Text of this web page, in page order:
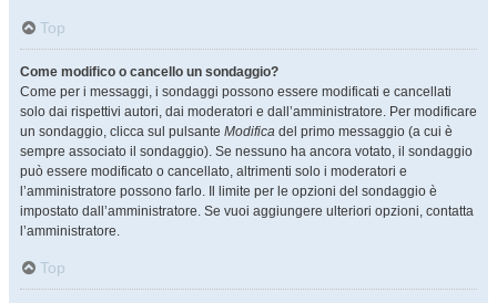
Top
Come modifico o cancello un sondaggio?
Come per i messaggi, i sondaggi possono essere modificati e cancellati
solo dai rispettivi autori, dai moderatori e dall’amministratore. Per modificare
un sondaggio, clicca sul pulsante Modifica del primo messaggio (a cui è
sempre associato il sondaggio). Se nessuno ha ancora votato, il sondaggio
può essere modificato o cancellato, altrimenti solo i moderatori e
l’amministratore possono farlo. Il limite per le opzioni del sondaggio è
impostato dall’amministratore. Se vuoi aggiungere ulteriori opzioni, contatta
l’amministratore.
Top